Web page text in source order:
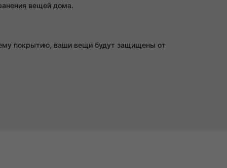
вещей дома.
покрытию, ваши вещи будут защищены от